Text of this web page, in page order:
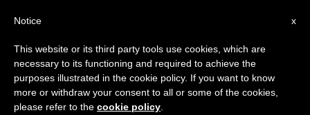
GIORNO
Maggio 22nd, 2012
x
Notice
This website or its third party tools use cookies, which are
necessary to its functioning and required to achieve the
purposes illustrated in the cookie policy. If you want to know
more or withdraw your consent to all or some of the cookies,
please refer to the cookie policy